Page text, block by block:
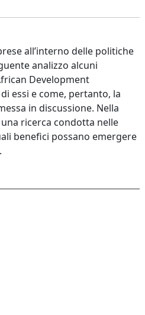
all’interno delle politiche
analizzo alcuni
Development
essi e come, pertanto, la
in discussione. Nella
ricerca condotta nelle
benefici possano emergere